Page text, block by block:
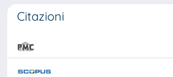
Citazioni